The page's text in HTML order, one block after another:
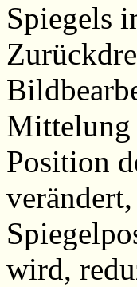
Spiegels
Mittelung
Position
wird,